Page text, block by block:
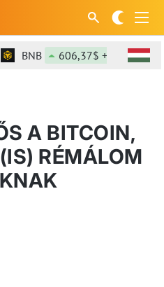
BNB 606,37$ +1,81%
A BITCOIN,
RÉMÁLOM